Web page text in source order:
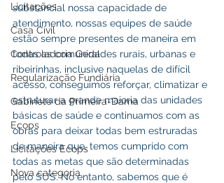
Licitações
Casa Civil
Controladoria Geral
Regularização Fundiária
Gabinete da Primeira-Dama
Ecops
Licitações Ecops
Nova categoria
substancial nossa capacidade de
atendimento, nossas equipes de saúde
estão sempre presentes de maneira em
todas as comunidades rurais, urbanas e
ribeirinhas, inclusive naquelas de difícil
acesso, conseguimos reforçar, climatizar e
estruturar a grande maioria das unidades
básicas de saúde e continuamos com as
obras para deixar todas bem estruradas
de maneira que, temos cumprido com
todas as metas que são determinadas
pelo SUS. No entanto, sabemos que é